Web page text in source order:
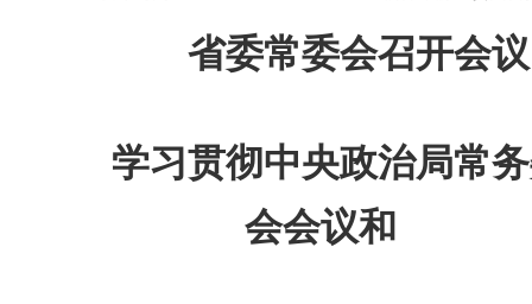
省委常委会召开会议
学习贯彻中央政治局常务
会会议和